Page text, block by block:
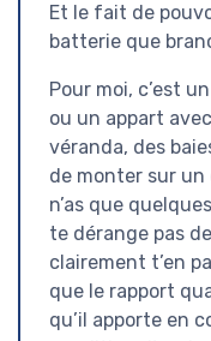
Et le fait de
batterie que
Pour moi, c’est
ou un appart
véranda, des
de monter sur un
n’as que
te dérange pas
clairement t’en
que le rapport
qu’il apporte en